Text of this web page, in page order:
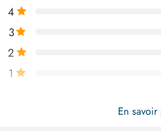
4
3
2
1
Soyez le premier à donner votre
En savoir